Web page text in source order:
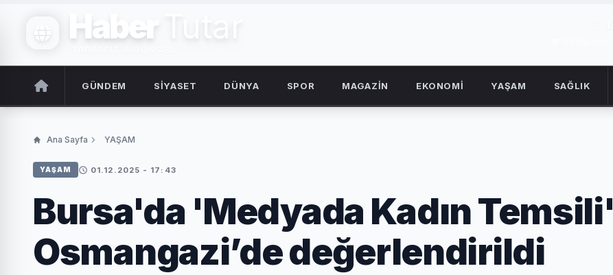
Haber Tutar
GÜNDEM SİYASET DÜNYA SPOR MAGAZİN EKONOMİ YAŞAM SAĞLIK
Ana Sayfa YAŞAM
YAŞAM 01.12.2025 - 17:43
Bursa'da 'Medyada Kadın Temsili'
Osmangazi’de değerlendirildi